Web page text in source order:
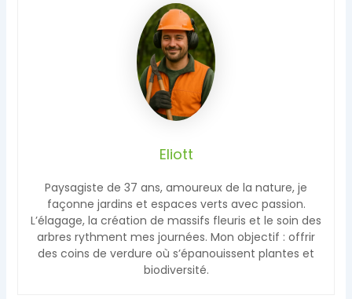
Eliott
Paysagiste de 37 ans, amoureux de la nature, je
façonne jardins et espaces verts avec passion.
L’élagage, la création de massifs fleuris et le soin des
arbres rythment mes journées. Mon objectif : offrir
des coins de verdure où s’épanouissent plantes et
biodiversité.